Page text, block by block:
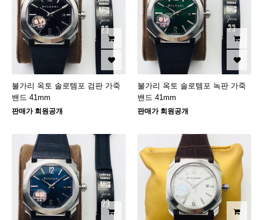
불가리 옥토 솔로템포 검판 가죽
밴드 41mm
판매가 회원공개
불가리 옥토 솔로템포 녹판 가죽
밴드 41mm
판매가 회원공개